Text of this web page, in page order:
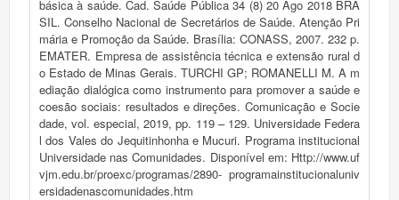
básica à saúde. Cad. Saúde Pública 34 (8) 20 Ago 2018 BRA
SIL. Conselho Nacional de Secretários de Saúde. Atenção Pri
mária e Promoção da Saúde. Brasília: CONASS, 2007. 232 p.
EMATER. Empresa de assistência técnica e extensão rural d
o Estado de Minas Gerais. TURCHI GP; ROMANELLI M. A m
ediação dialógica como instrumento para promover a saúde e
coesão sociais: resultados e direções. Comunicação e Socie
dade, vol. especial, 2019, pp. 119 – 129. Universidade Federa
l dos Vales do Jequitinhonha e Mucuri. Programa institucional
Universidade nas Comunidades. Disponível em: Http://www.uf
vjm.edu.br/proexc/programas/2890- programainstitucionaluniv
ersidadenascomunidades.htm